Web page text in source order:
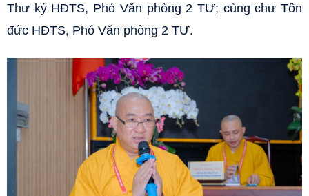
Thư ký HĐTS, Phó Văn phòng 2 TƯ; cùng chư Tôn
đức HĐTS, Phó Văn phòng 2 TƯ.